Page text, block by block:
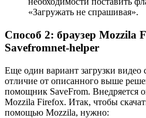
«Загружать не спрашивая».
Способ 2: браузер Mozzila
Savefromnet-helper
Еще один вариант загрузки видео
отличие от описанного выше
помощник SaveFrom. Внедряется
Mozzila Firefox. Итак, чтобы
помощью Mozzila, нужно: